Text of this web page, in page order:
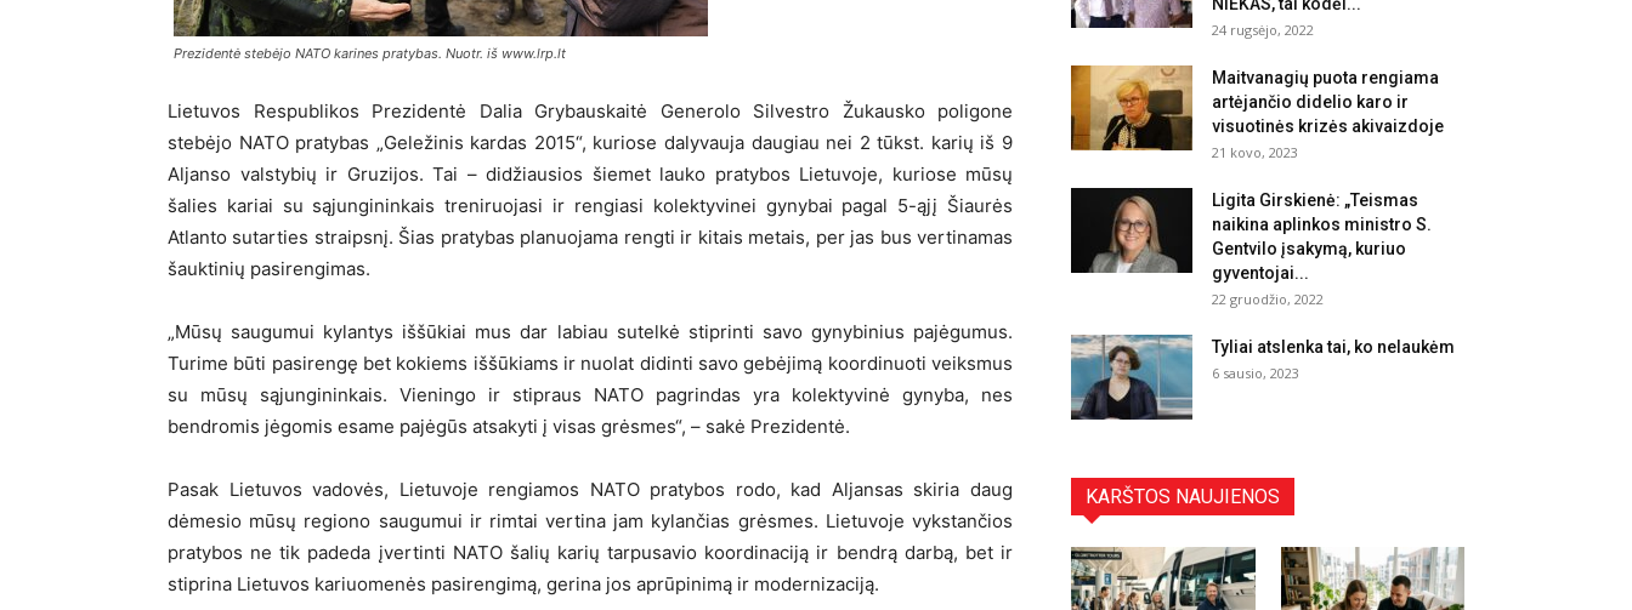
Prezidentė stebėjo NATO karines pratybas. Nuotr. iš www.lrp.lt
Lietuvos Respublikos Prezidentė Dalia Grybauskaitė Generolo Silvestro Žukausko poligone
stebėjo NATO pratybas „Geležinis kardas 2015“, kuriose dalyvauja daugiau nei 2 tūkst. karių iš 9
Aljanso valstybių ir Gruzijos. Tai – didžiausios šiemet lauko pratybos Lietuvoje, kuriose mūsų
šalies kariai su sąjungininkais treniruojasi ir rengiasi kolektyvinei gynybai pagal 5-ąjį Šiaurės
Atlanto sutarties straipsnį. Šias pratybas planuojama rengti ir kitais metais, per jas bus vertinamas
šauktinių pasirengimas.
„Mūsų saugumui kylantys iššūkiai mus dar labiau sutelkė stiprinti savo gynybinius pajėgumus.
Turime būti pasirengę bet kokiems iššūkiams ir nuolat didinti savo gebėjimą koordinuoti veiksmus
su mūsų sąjungininkais. Vieningo ir stipraus NATO pagrindas yra kolektyvinė gynyba, nes
bendromis jėgomis esame pajėgūs atsakyti į visas grėsmes“, – sakė Prezidentė.
Pasak Lietuvos vadovės, Lietuvoje rengiamos NATO pratybos rodo, kad Aljansas skiria daug
dėmesio mūsų regiono saugumui ir rimtai vertina jam kylančias grėsmes. Lietuvoje vykstančios
pratybos ne tik padeda įvertinti NATO šalių karių tarpusavio koordinaciją ir bendrą darbą, bet ir
stiprina Lietuvos kariuomenės pasirengimą, gerina jos aprūpinimą ir modernizaciją.
24 rugsėjo, 2022
Maitvanagių puota rengiama
artėjančio didelio karo ir
visuotinės krizės akivaizdoje
21 kovo, 2023
Ligita Girskienė: „Teismas
naikina aplinkos ministro S.
Gentvilo įsakymą, kuriuo
gyventojai...
22 gruodžio, 2022
Tyliai atslenka tai, ko nelaukėm
6 sausio, 2023
KARŠTOS NAUJIENOS